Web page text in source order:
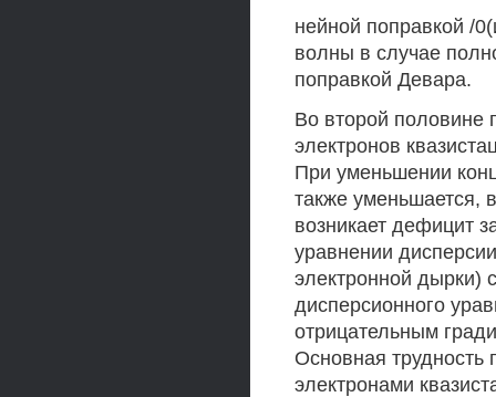
нейной поправкой /
волны в случае
поправкой Девара.
Во второй половине
электронов
При уменьшении
также уменьшается,
возникает дефицит
уравнении
электронной дырки)
дисперсионного
отрицательным
Основная трудность
электронами